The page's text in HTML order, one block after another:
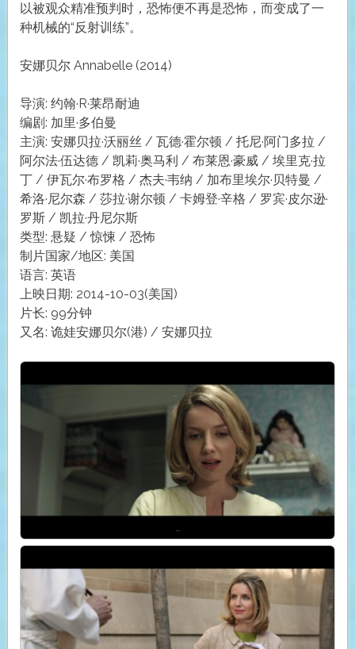
以被观众精准预判时，恐怖便不再是恐怖，而变成了一
种机械的“反射训练”。
安娜贝尔 Annabelle (2014)
导演: 约翰·R·莱昂耐迪
编剧: 加里·多伯曼
主演: 安娜贝拉·沃丽丝 / 瓦德·霍尔顿 / 托尼·阿门多拉 /
阿尔法·伍达德 / 凯莉·奥马利 / 布莱恩·豪威 / 埃里克·拉
丁 / 伊瓦尔·布罗格 / 杰夫·韦纳 / 加布里埃尔·贝特曼 /
希洛·尼尔森 / 莎拉·谢尔顿 / 卡姆登·辛格 / 罗宾·皮尔逊·
罗斯 / 凯拉·丹尼尔斯
类型: 悬疑 / 惊悚 / 恐怖
制片国家/地区: 美国
语言: 英语
上映日期: 2014-10-03(美国)
片长: 99分钟
又名: 诡娃安娜贝尔(港) / 安娜贝拉